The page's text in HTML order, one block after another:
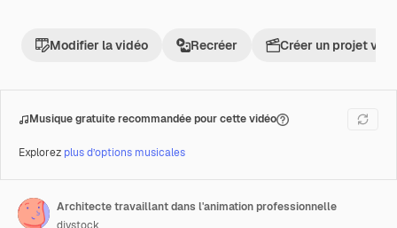
Modifier la vidéo Recréer Créer un projet
Musique gratuite recommandée pour cette vidéo
Explorez plus d’options musicales
Architecte travaillant dans l'animation professionnelle